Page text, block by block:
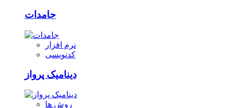
جامدات
نرم افزار
کدنویسی
دینامیک پرواز
روش ها